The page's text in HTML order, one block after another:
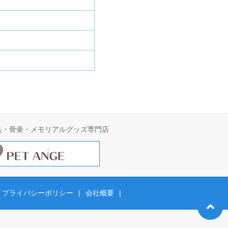
骨壷・メモリアルグッズ専門店
プライバシーポリシー | 会社概要 |